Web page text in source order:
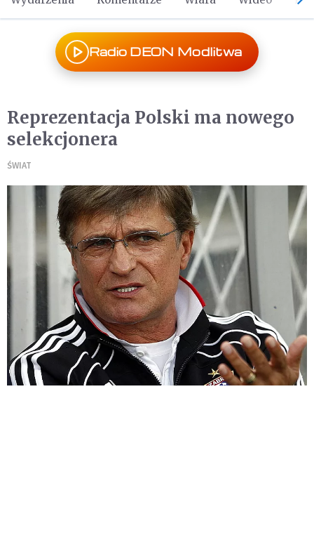
Radio DEON Modlitwa
Reprezentacja Polski ma nowego
selekcjonera
ŚWIAT